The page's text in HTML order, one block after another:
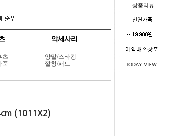
상품리뷰
악세사리
츠
죽
양말/스타킹
깔창/패드
(1011X2)